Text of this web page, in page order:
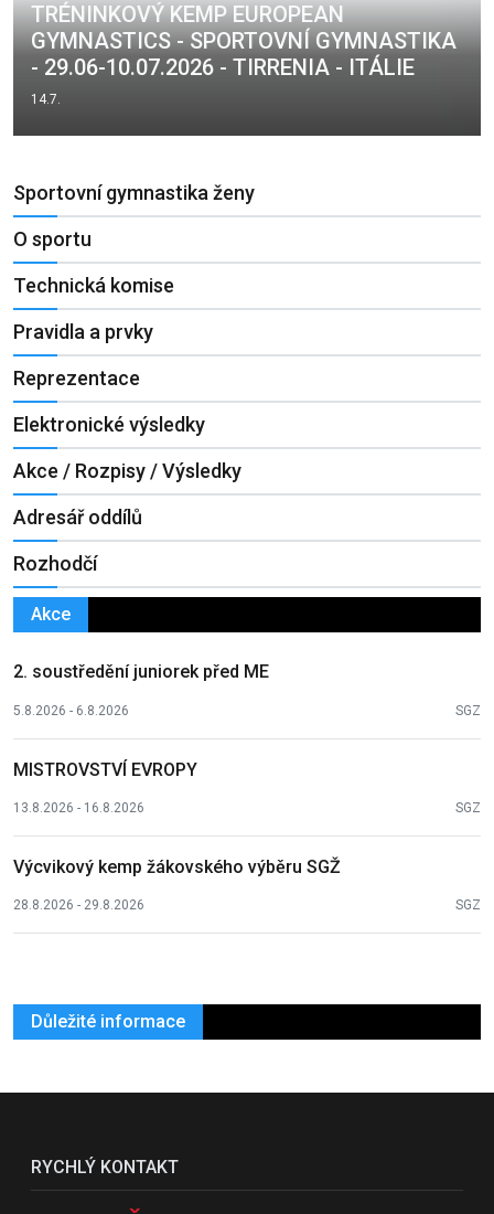
TRÉNINKOVÝ KEMP EUROPEAN
GYMNASTICS - SPORTOVNÍ GYMNASTIKA
- 29.06-10.07.2026 - TIRRENIA - ITÁLIE
14.7.
Sportovní gymnastika ženy
O sportu
Technická komise
Pravidla a prvky
Reprezentace
Elektronické výsledky
Akce / Rozpisy / Výsledky
Adresář oddílů
Rozhodčí
Akce
2. soustředění juniorek před ME
5.8.2026 - 6.8.2026 SGZ
MISTROVSTVÍ EVROPY
13.8.2026 - 16.8.2026 SGZ
Výcvikový kemp žákovského výběru SGŽ
28.8.2026 - 29.8.2026 SGZ
Důležité informace
RYCHLÝ KONTAKT